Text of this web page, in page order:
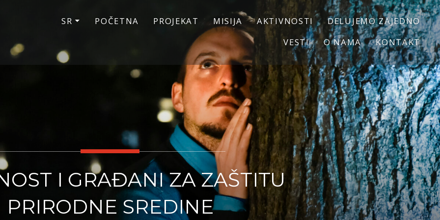
SR POČETNA PROJEKAT MISIJA AKTIVNOSTI
DELUJEMO ZAJEDNO
VESTI
O NAMA KONTAKT
I GRAĐANI ZA ZAŠTITU
PRIRODNE SREDINE